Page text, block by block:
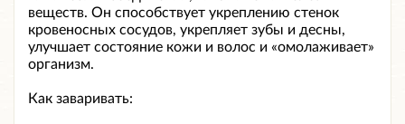
веществ. Он способствует укреплению стенок
кровеносных сосудов, укрепляет зубы и десны,
улучшает состояние кожи и волос и «омолаживает»
организм.
Как заваривать: